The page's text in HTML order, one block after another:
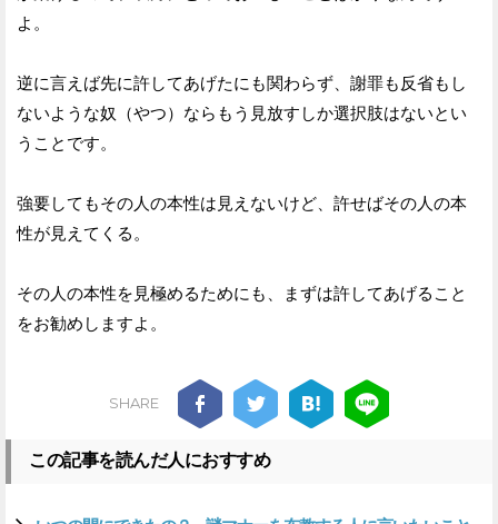
よ。
逆に言えば先に許してあげたにも関わらず、謝罪も反省もし
ないような奴（やつ）ならもう見放すしか選択肢はないとい
うことです。
強要してもその人の本性は見えないけど、許せばその人の本
性が見えてくる。
その人の本性を見極めるためにも、まずは許してあげること
をお勧めしますよ。
SHARE
この記事を読んだ人におすすめ